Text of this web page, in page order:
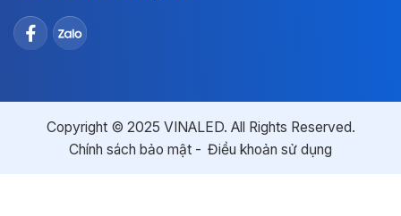
Copyright © 2025 VINALED. All Rights Reserved.
Chính sách bảo mật
Điều khoản sử dụng